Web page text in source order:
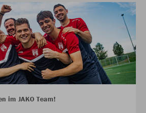
im JAKO Team!